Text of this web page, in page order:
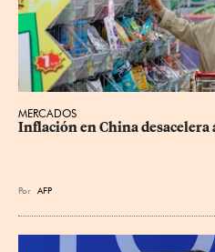
MERCADOS
Inflación en China
Por AFP